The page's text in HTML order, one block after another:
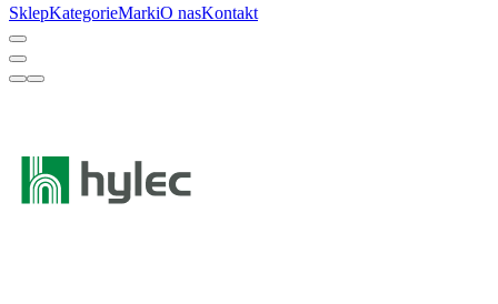
SklepKategorieMarkiO nasKontakt